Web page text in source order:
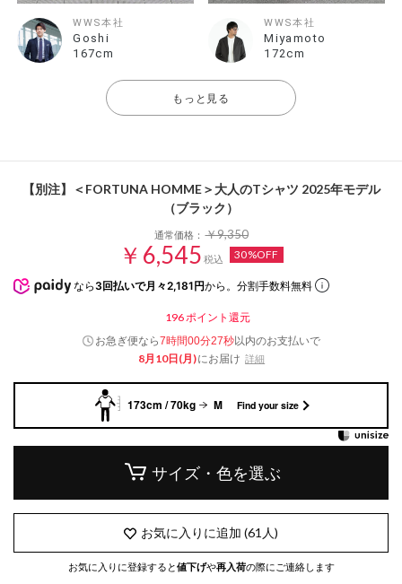
WWS本社
Goshi
167cm
WWS本社
Miyamoto
172cm
もっと見る
【別注】＜FORTUNA HOMME＞大人のTシャツ 2025年モデル
（ブラック）
通常価格：￥9,350
￥6,545 税込 30%OFF
なら 3回払いで月々2,181円から。分割手数料無料
196 ポイント還元
お急ぎ便なら7時間00分26秒以内のお支払いで
8月10日(月)にお届け 詳細
173cm / 70kg M Find your size
サイズ・色を選ぶ
お気に入りに追加 (61 人)
お気に入りに登録すると値下げや再入荷の際にご連絡します